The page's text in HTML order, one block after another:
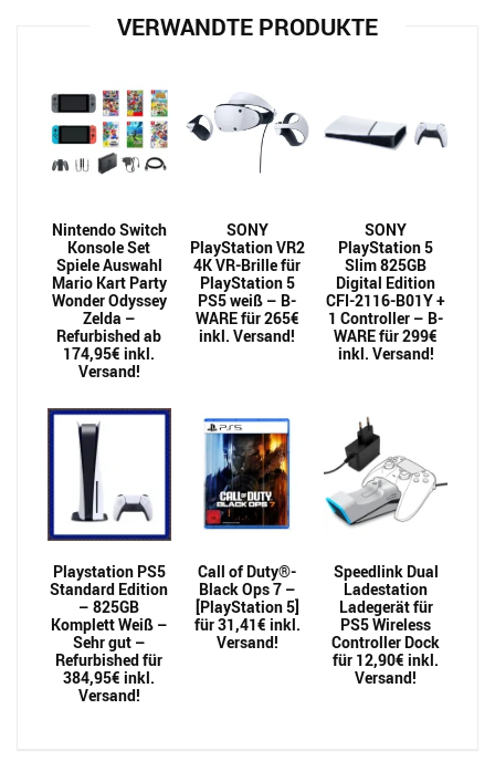
VERWANDTE PRODUKTE
Nintendo Switch
Konsole Set
Spiele Auswahl
Mario Kart Party
Wonder Odyssey
Zelda –
Refurbished ab
174,95€ inkl.
Versand!
SONY
PlayStation VR2
4K VR-Brille für
PlayStation 5
PS5 weiß – B-
WARE für 265€
inkl. Versand!
SONY
PlayStation 5
Slim 825GB
Digital Edition
CFI-2116-B01Y +
1 Controller – B-
WARE für 299€
inkl. Versand!
Playstation PS5
Standard Edition
– 825GB
Komplett Weiß –
Sehr gut –
Refurbished für
384,95€ inkl.
Versand!
Call of Duty®-
Black Ops 7 –
[PlayStation 5]
für 31,41€ inkl.
Versand!
Speedlink Dual
Ladestation
Ladegerät für
PS5 Wireless
Controller Dock
für 12,90€ inkl.
Versand!